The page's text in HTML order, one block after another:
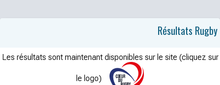
Résultats Rugby
Les résultats sont maintenant disponibles sur le site (cliquez sur
le logo)